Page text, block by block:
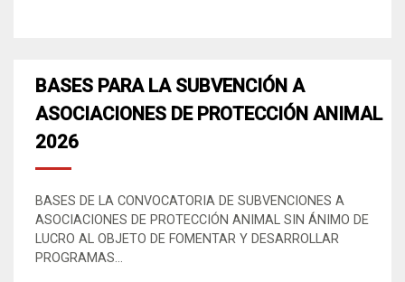
BASES PARA LA SUBVENCIÓN A
ASOCIACIONES DE PROTECCIÓN ANIMAL
2026
BASES DE LA CONVOCATORIA DE SUBVENCIONES A
ASOCIACIONES DE PROTECCIÓN ANIMAL SIN ÁNIMO DE
LUCRO AL OBJETO DE FOMENTAR Y DESARROLLAR
PROGRAMAS...